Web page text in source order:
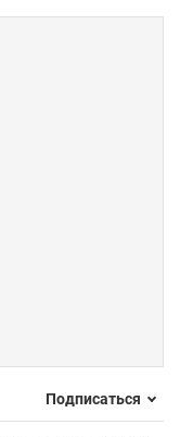
Подписаться